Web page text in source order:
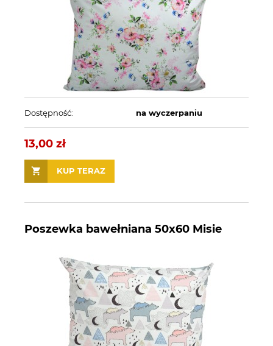
Dostępność: na wyczerpaniu
13,00 zł
KUP TERAZ
Poszewka bawełniana 50x60 Misie